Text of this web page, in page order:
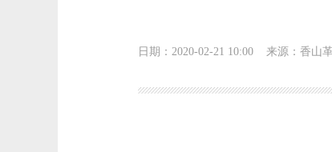
日期：2020-02-21 10:00 来源：香山